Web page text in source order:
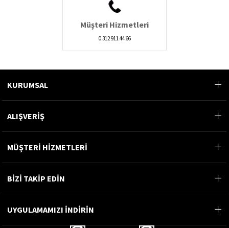
Müşteri Hizmetleri
0 312 911 44 66
KURUMSAL
ALIŞVERİŞ
MÜŞTERİ HİZMETLERİ
BİZİ TAKİP EDİN
UYGULAMAMIZI İNDİRİN